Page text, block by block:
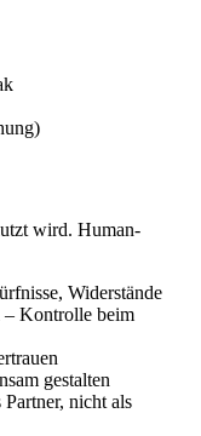
wird. Human-
Widerstände
– Kontrolle beim
gestalten
nicht als